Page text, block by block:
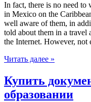
In fact, there is no need to
in Mexico on the
well aware of them, in
told about them in a travel
the Internet. However, not
Читать далее »
Купить
образовании